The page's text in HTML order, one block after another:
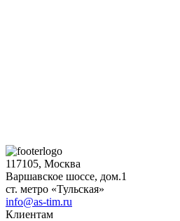
117105, Москва
Варшавское шоссе, дом.1
ст. метро «Тульская»
info@as-tim.ru
Клиентам